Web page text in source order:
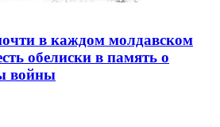
в каждом молдавском
обелиски в память о
войны